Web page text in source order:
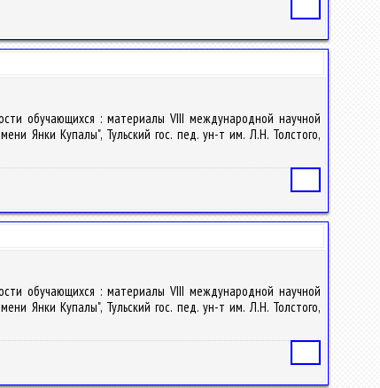
обучающихся : материалы VIII международной научной
Янки Купалы", Тульский гос. пед. ун-т им. Л.Н. Толстого,
обучающихся : материалы VIII международной научной
Янки Купалы", Тульский гос. пед. ун-т им. Л.Н. Толстого,